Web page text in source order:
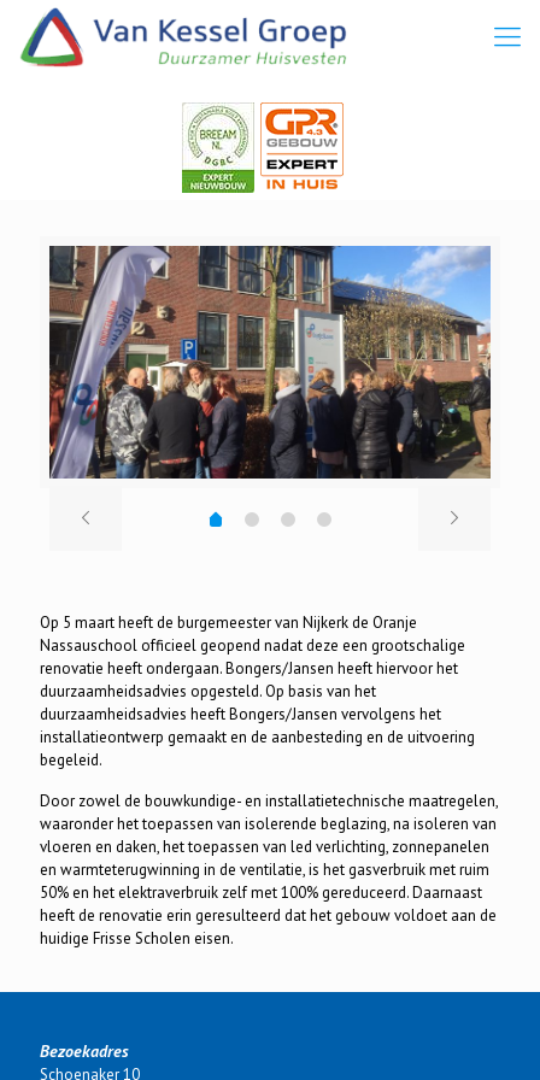
Op 5 maart heeft de burgemeester van Nijkerk de Oranje
Nassauschool officieel geopend nadat deze een grootschalige
renovatie heeft ondergaan. Bongers/Jansen heeft hiervoor het
duurzaamheidsadvies opgesteld. Op basis van het
duurzaamheidsadvies heeft Bongers/Jansen vervolgens het
installatieontwerp gemaakt en de aanbesteding en de uitvoering
begeleid.
Door zowel de bouwkundige- en installatietechnische maatregelen,
waaronder het toepassen van isolerende beglazing, na isoleren van
vloeren en daken, het toepassen van led verlichting, zonnepanelen
en warmteterugwinning in de ventilatie, is het gasverbruik met ruim
50% en het elektraverbruik zelf met 100% gereduceerd. Daarnaast
heeft de renovatie erin geresulteerd dat het gebouw voldoet aan de
huidige Frisse Scholen eisen.
Bezoekadres
Schoenaker 10